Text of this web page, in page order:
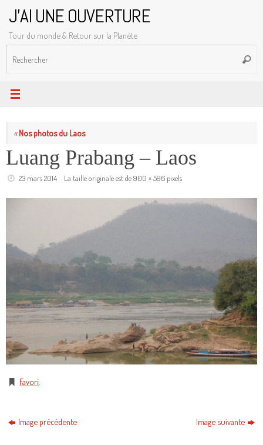
contenu
J'AI UNE OUVERTURE
Tour du monde & Retour sur la Planète
«Nos photos du Laos
Luang Prabang – Laos
23 mars 2014 La taille originale est de900 × 596pixels
Favori
Image précédente Image suivante